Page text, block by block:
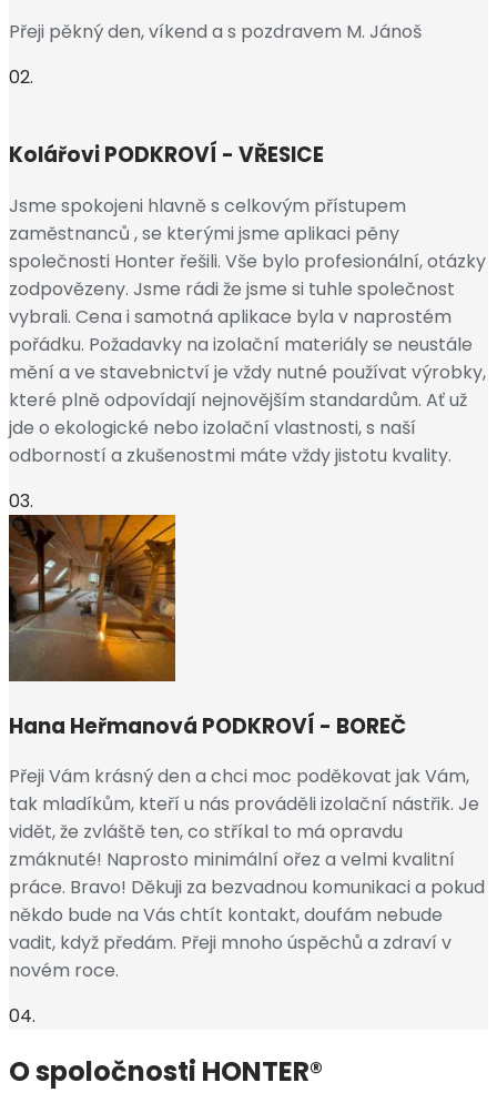
Přeji pěkný den, víkend a s pozdravem M. Jánoš
02.
KolářoviPODKROVÍ - VŘESICE
Jsme spokojeni hlavně s celkovým přístupem
zaměstnanců , se kterými jsme aplikaci pěny
společnosti Honter řešili. Vše bylo profesionální, otázky
zodpovězeny. Jsme rádi že jsme si tuhle společnost
vybrali. Cena i samotná aplikace byla v naprostém
pořádku. Požadavky na izolační materiály se neustále
mění a ve stavebnictví je vždy nutné používat výrobky,
které plně odpovídají nejnovějším standardům. Ať už
jde o ekologické nebo izolační vlastnosti, s naší
odborností a zkušenostmi máte vždy jistotu kvality.
03.
Hana Heřmanová PODKROVÍ - BOREČ
Přeji Vám krásný den a chci moc poděkovat jak Vám,
tak mladíkům, kteří u nás prováděli izolační nástřik. Je
vidět, že zvláště ten, co stříkal to má opravdu
zmáknuté! Naprosto minimální ořez a velmi kvalitní
práce. Bravo! Děkuji za bezvadnou komunikaci a pokud
někdo bude na Vás chtít kontakt, doufám nebude
vadit, když předám. Přeji mnoho úspěchů a zdraví v
novém roce.
04.
O spoločnosti HONTER®